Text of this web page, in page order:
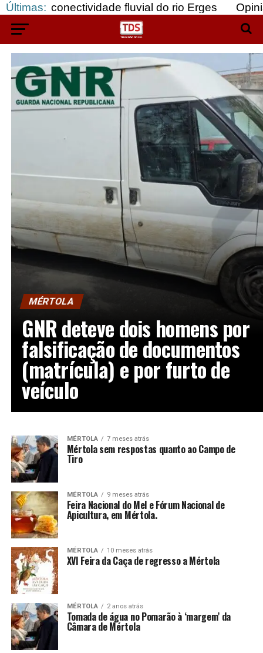
Últimas:
conectividade fluvial do rio Erges Opinião:
MÉRTOLA
GNR deteve dois homens por
falsificação de documentos
(matrícula) e por furto de
veículo
MÉRTOLA 7 meses atrás
Mértola sem respostas quanto ao Campo de
Tiro
MÉRTOLA 9 meses atrás
Feira Nacional do Mel e Fórum Nacional de
Apicultura, em Mértola.
MÉRTOLA 10 meses atrás
XVI Feira da Caça de regresso a Mértola
MÉRTOLA 2 anos atrás
Tomada de água no Pomarão à ‘margem’ da
Câmara de Mértola